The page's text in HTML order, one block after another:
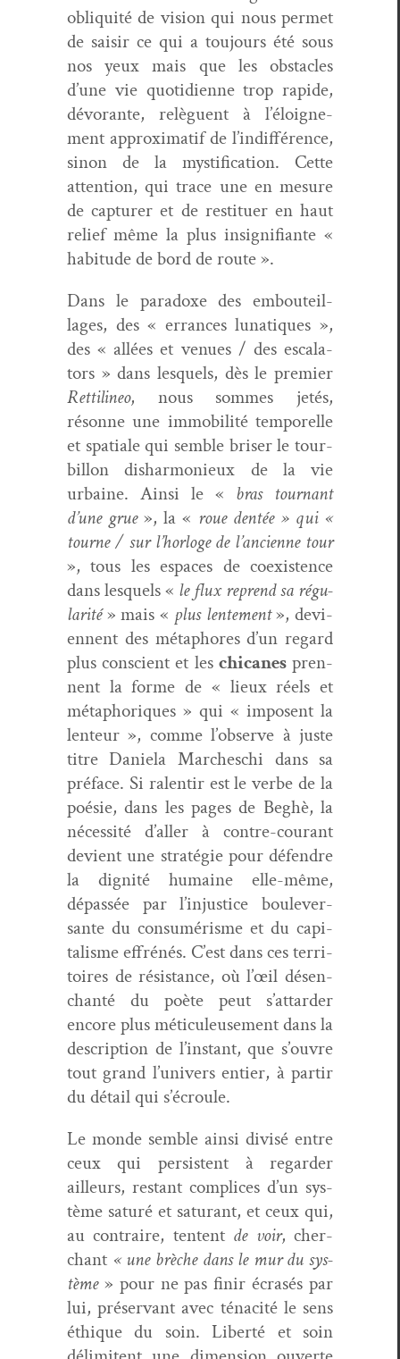
obliq­ui­té de vision qui nous per­met
de saisir ce qui a tou­jours été sous
nos yeux mais que les obsta­cles
d’une vie quo­ti­di­enne trop rapi­de,
dévo­rante, relèguent à l’éloigne­
ment approx­i­matif de l’in­dif­férence,
sinon de la mys­ti­fi­ca­tion. Cette
atten­tion, qui trace une en mesure
de cap­tur­er et de restituer en haut
relief même la plus insignifi­ante «
habi­tude de bord de route ».
Dans le para­doxe des embouteil­
lages, des « errances luna­tiques »,
des « allées et venues / des esca­la­
tors » dans lesquels, dès le pre­mier
Ret­ti­li­neo, nous sommes jetés,
résonne une immo­bil­ité tem­porelle
et spa­tiale qui sem­ble bris­er le tour­
bil­lon dishar­monieux de la vie
urbaine. Ain­si le « bras tour­nant
d’une grue», la « roue den­tée » qui «
tourne / sur l’horloge de l’ancienne tour
», tous les espaces de coex­is­tence
dans lesquels « le flux reprend sa régu­
lar­ité» mais « plus lente­ment», devi­
en­nent des métaphores d’un regard
plus con­scient et les chi­canespren­
nent la forme de « lieux réels et
métaphoriques » qui « imposent la
lenteur », comme l’observe à juste
titre Daniela March­eschi dans sa
pré­face. Si ralen­tir est le verbe de la
poésie, dans les pages de Beghè, la
néces­sité d’aller à con­tre-courant
devient une stratégie pour défendre
la dig­nité humaine elle-même,
dépassée par l’in­jus­tice boulever­
sante du con­sumérisme et du cap­i­
tal­isme effrénés. C’est dans ces ter­ri­
toires de résis­tance, où l’œil désen­
chan­té du poète peut s’at­tarder
encore plus métic­uleuse­ment dans la
descrip­tion de l’in­stant, que s’ou­vre
tout grand l’u­nivers entier, à par­tir
du détail qui s’écroule.
Le monde sem­ble ain­si divisé entre
ceux qui per­sis­tent à regarder
ailleurs, restant com­plices d’un sys­
tème sat­uré et sat­u­rant, et ceux qui,
au con­traire, ten­tent de voir, cher­
chant « une brèche dans le mur du sys­
tème» pour ne pas finir écrasés par
lui, préser­vant avec ténac­ité le sens
éthique du soin. Lib­erté et soin